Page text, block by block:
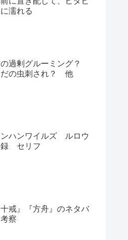
濡れる
過剰グルーミング？
だの虫刺され？ 他
ハンワイルズ ルロウ
セリフ
十戒』『方舟』のネタバ
察